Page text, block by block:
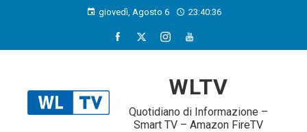
giovedì, Agosto 6 23:40:37
WLTV
Quotidiano di Informazione –
Smart TV – Amazon FireTV